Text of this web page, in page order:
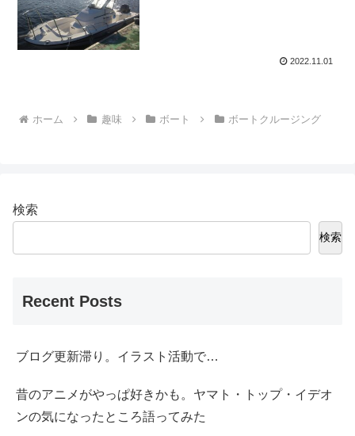
2022.11.01
ホーム 趣味 ボート ボートクルージング
検索
検索
Recent Posts
ブログ更新滞り。イラスト活動で…
昔のアニメがやっぱ好きかも。ヤマト・トップ・イデオ
ンの気になったところ語ってみた